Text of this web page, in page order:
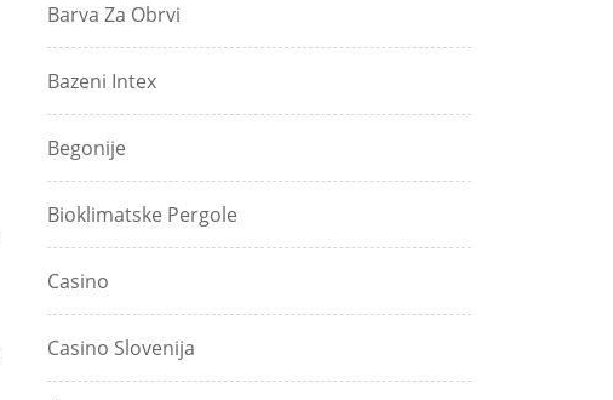
Barva Za Obrvi
Bazeni Intex
Begonije
Bioklimatske Pergole
Casino
Casino Slovenija